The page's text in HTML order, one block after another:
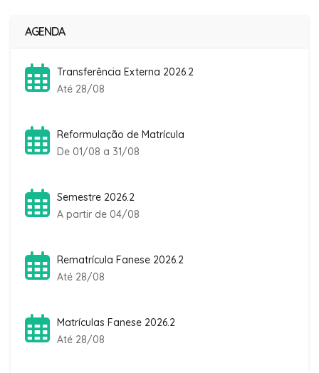
AGENDA
Transferência Externa 2026.2
Até 28/08
Reformulação de Matrícula
De 01/08 a 31/08
Semestre 2026.2
A partir de 04/08
Rematrícula Fanese 2026.2
Até 28/08
Matrículas Fanese 2026.2
Até 28/08